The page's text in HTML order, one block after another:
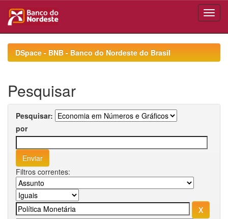
navigationDSpace - BNB - Banco do Nordeste do Brasil
Pesquisar
Pesquisar:
por
Filtros correntes: